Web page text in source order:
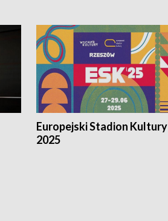
Europejski Stadion Kultury
2025